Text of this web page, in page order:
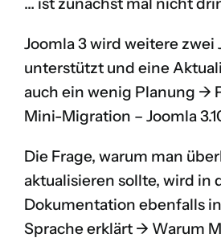
Joomla 3 wird weitere zwei
unterstützt und eine
auch ein wenig Planung ->
Mini-Migration – Joomla
Die Frage, warum man
aktualisieren sollte, wird in
Dokumentation ebenfalls
Sprache erklärt -> Warum